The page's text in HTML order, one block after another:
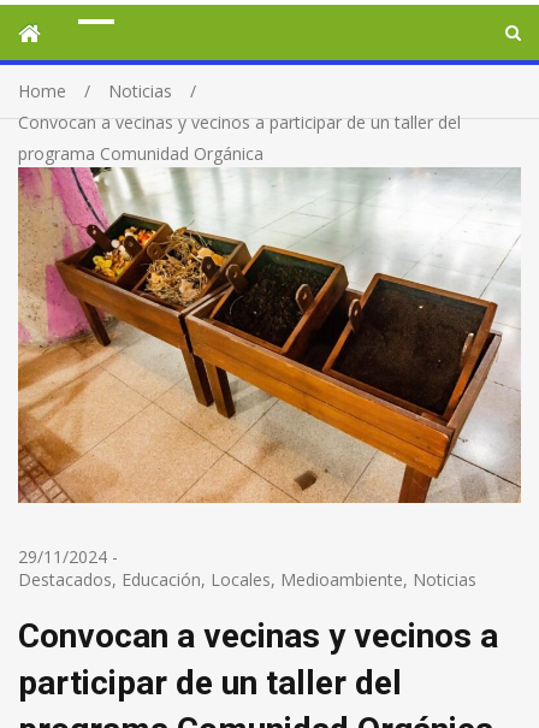
Home
Noticias
Convocan a vecinas y vecinos a participar de un taller del
programa Comunidad Orgánica
29/11/2024 -
Destacados, Educación, Locales, Medioambiente, Noticias
Convocan a vecinas y vecinos a
participar de un taller del